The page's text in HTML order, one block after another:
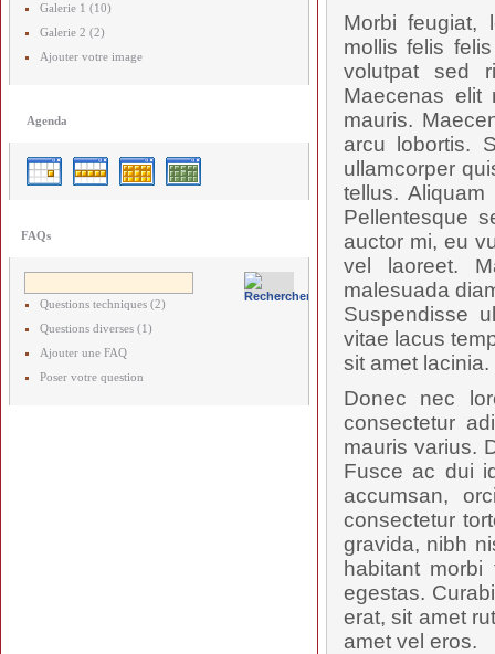
Galerie 1 (10)
Galerie 2 (2)
Ajouter votre image
Agenda
FAQs
Questions techniques (2)
Questions diverses (1)
Ajouter une FAQ
Poser votre question
Morbi feugiat,
mollis felis
volutpat sed
Maecenas elit
mauris.
arcu lobortis.
ullamcorper
tellus.
Pellentesque
auctor mi, eu
vel laoreet.
malesuada
Suspendisse
vitae lacus
sit amet lacinia.
Donec nec
consectetur
mauris varius.
Fusce ac dui
accumsan,
consectetur
gravida, nibh
habitant
egestas.
erat, sit amet
amet vel eros.